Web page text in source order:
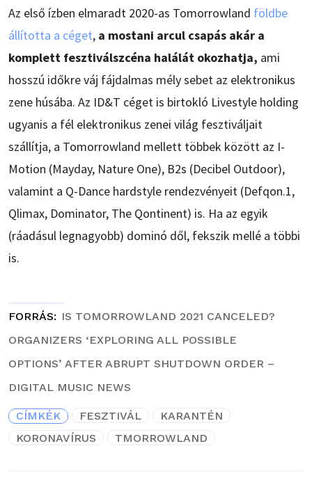
Az első ízben elmaradt 2020-as Tomorrowland földbe
állította a céget, a mostani arcul csapás akár a
komplett fesztiválszcéna halálát okozhatja, ami
hosszú időkre váj fájdalmas mély sebet az elektronikus
zene húsába. Az ID&T céget is birtokló Livestyle holding
ugyanis a fél elektronikus zenei világ fesztiváljait
szállítja, a Tomorrowland mellett többek között az I-
Motion (Mayday, Nature One), B2s (Decibel Outdoor),
valamint a Q-Dance hardstyle rendezvényeit (Defqon.1,
Qlimax, Dominator, The Qontinent) is. Ha az egyik
(ráadásul legnagyobb) dominó dől, fekszik mellé a többi
is.
FORRÁS
IS TOMORROWLAND 2021 CANCELED?
ORGANIZERS ‘EXPLORING ALL POSSIBLE
OPTIONS’ AFTER ABRUPT SHUTDOWN ORDER –
DIGITAL MUSIC NEWS
CÍMKÉK FESZTIVÁL
KARANTÉN
KORONAVÍRUS
TMORROWLAND